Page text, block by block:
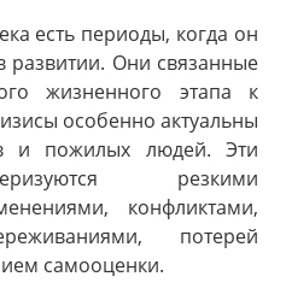
есть периоды, когда он
развитии. Они связанные
жизненного этапа к
особенно актуальны
и пожилых людей. Эти
резкими
конфликтами,
потерей
самооценки.